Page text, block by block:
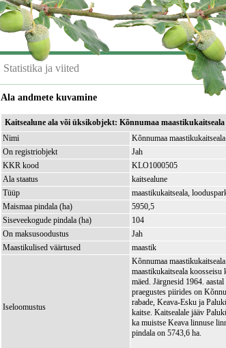
Statistika ja viited
Ala andmete kuvamine
Kaitsealune ala või üksikobjekt: Kõnnumaa
Nimi
Kõnnumaa maastikukaitseala
On registriobjekt
Jah
KKR kood
KLO1000505
Ala staatus
kaitsealune
Tüüp
maastikukaitseala,
Maismaa pindala (ha)
5950,5
Siseveekogude pindala (ha)
104
On maksusoodustus
Jah
Maastikulised väärtused
maastik
Iseloomustus
Kõnnumaa
maastikukaitseala koosseisu
mäed. Järgnesid 1964.
praegustes piirides on
rabade, Keava-Esku ja
kaitse. Kaitsealale jääv
ka muistse Keava linnuse
pindala on 5743,6 ha.